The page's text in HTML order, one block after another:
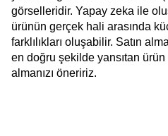
görselleridir. Yapay zeka ile
ürünün gerçek hali arasında
farklılıkları oluşabilir. Satın
en doğru şekilde yansıtan
almanızı öneririz.